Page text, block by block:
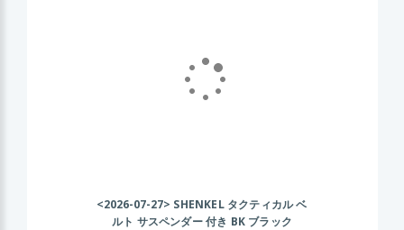
<2026-07-27> SHENKEL タクティカル ベ
ルト サスペンダー 付き BK ブラック